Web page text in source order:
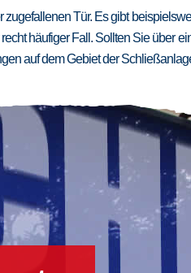
Tür. Es gibt
häufiger Fall. Sollten Sie über
auf dem Gebiet der